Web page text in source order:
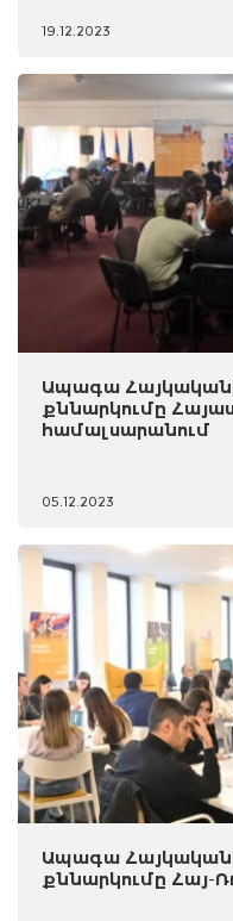
19.12.2023
Ապագա
քննարկումը
համալսարանում
05.12.2023
Ապագա
քննարկումը Հայ-